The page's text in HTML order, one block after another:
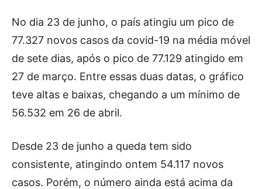
No dia 23 de junho, o país atingiu um pico de
77.327 novos casos da covid-19 na média móvel
de sete dias, após o pico de 77.129 atingido em
27 de março. Entre essas duas datas, o gráfico
teve altas e baixas, chegando a um mínimo de
56.532 em 26 de abril.
Desde 23 de junho a queda tem sido
consistente, atingindo ontem 54.117 novos
casos. Porém, o número ainda está acima da